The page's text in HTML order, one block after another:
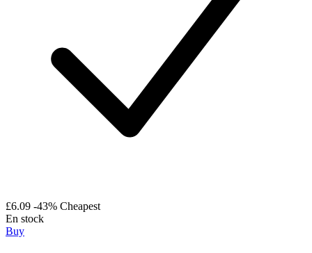
£6.09 -43% Cheapest
En stock
Buy